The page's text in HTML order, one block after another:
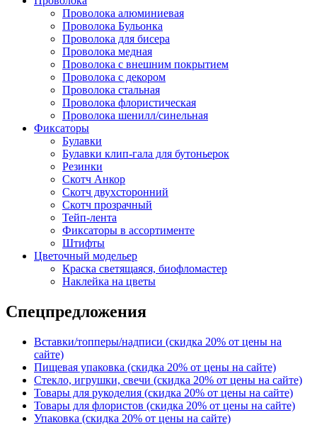
Проволока алюминиевая
Проволока Бульонка
Проволока для бисера
Проволока медная
Проволока с внешним покрытием
Проволока с декором
Проволока стальная
Проволока флористическая
Проволока шенилл/синельная
Фиксаторы
Булавки
Булавки клип-гала для бутоньерок
Резинки
Скотч Анкор
Скотч двухсторонний
Скотч прозрачный
Тейп-лента
Фиксаторы в ассортименте
Штифты
Цветочный модельер
Краска светящаяся, биофломастер
Наклейка на цветы
Спецпредложения
Вставки/топперы/надписи (скидка 20% от цены на
сайте)
Пищевая упаковка (скидка 20% от цены на сайте)
Стекло, игрушки, свечи (скидка 20% от цены на сайте)
Товары для рукоделия (скидка 20% от цены на сайте)
Товары для флористов (скидка 20% от цены на сайте)
Упаковка (скидка 20% от цены на сайте)